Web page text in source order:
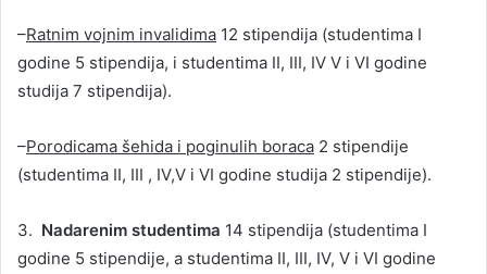
–Ratnim vojnim invalidima 12 stipendija (studentima I
godine 5 stipendija, i studentima II, III, IV V i VI godine
studija 7 stipendija).
–Porodicama šehida i poginulih boraca 2 stipendije
(studentima II, III , IV,V i VI godine studija 2 stipendije).
3. Nadarenim studentima 14 stipendija (studentima I
godine 5 stipendije, a studentima II, III, IV, V i VI godine